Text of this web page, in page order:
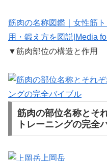
筋肉の名称図鑑｜女性筋
用・鍛え方を図説|Media
▼筋肉部位の構造と作用
筋肉の部位名称とそ
トレーニングの完全
上岡岳